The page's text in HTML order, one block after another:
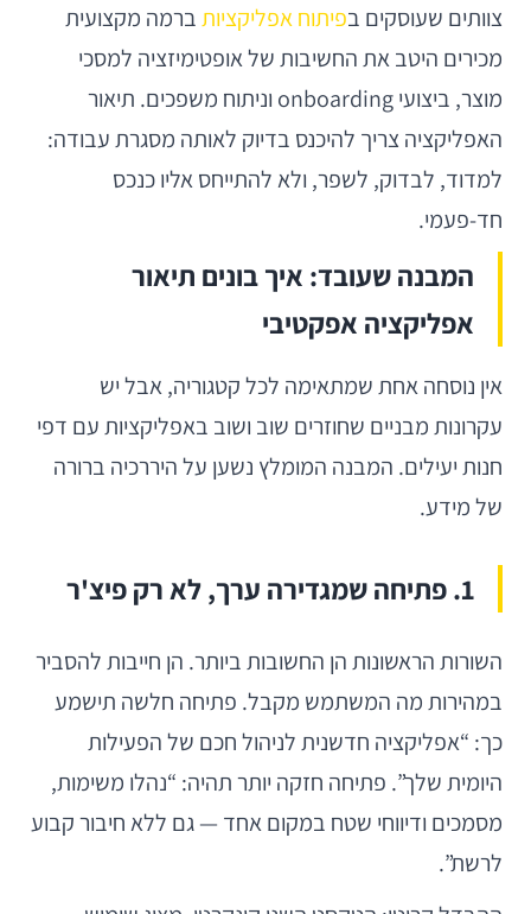
צוותים שעוסקים בפיתוח אפליקציותברמה מקצועית
מכירים היטב את החשיבות של אופטימיזציה למסכי
מוצר, ביצועי onboarding וניתוח משפכים. תיאור
האפליקציה צריך להיכנס בדיוק לאותה מסגרת עבודה:
למדוד, לבדוק, לשפר, ולא להתייחס אליו כנכס
חד-פעמי.
המבנה שעובד: איך בונים תיאור
אפליקציה אפקטיבי
אין נוסחה אחת שמתאימה לכל קטגוריה, אבל יש
עקרונות מבניים שחוזרים שוב ושוב באפליקציות עם דפי
חנות יעילים. המבנה המומלץ נשען על היררכיה ברורה
של מידע.
1. פתיחה שמגדירה ערך, לא רק פיצ'ר
השורות הראשונות הן החשובות ביותר. הן חייבות להסביר
במהירות מה המשתמש מקבל. פתיחה חלשה תישמע
כך: “אפליקציה חדשנית לניהול חכם של הפעילות
היומית שלך”. פתיחה חזקה יותר תהיה: “נהלו משימות,
מסמכים ודיווחי שטח במקום אחד — גם ללא חיבור קבוע
לרשת”.